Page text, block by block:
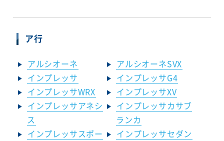
ア行
アルシオーネ
アルシオーネSVX
インプレッサ
インプレッサG4
インプレッサWRX
インプレッサXV
インプレッサアネシ
ス
インプレッサカサブ
ランカ
インプレッサスポー
インプレッサセダン